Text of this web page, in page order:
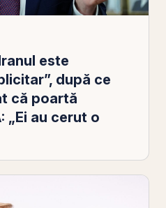
este
după ce
că poartă
„Ei au cerut o